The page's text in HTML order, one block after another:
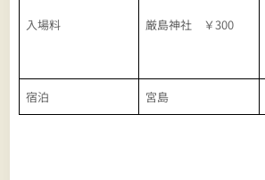
入場料 厳島神社 ￥300
宿泊
宮島